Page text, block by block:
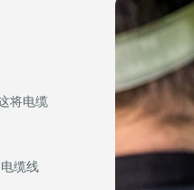
将电缆
缆线